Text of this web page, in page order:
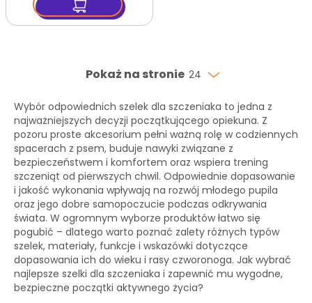
Pokaż na stronie 24
Wybór odpowiednich szelek dla szczeniaka to jedna z
najważniejszych decyzji początkującego opiekuna. Z
pozoru proste akcesorium pełni ważną rolę w codziennych
spacerach z psem, buduje nawyki związane z
bezpieczeństwem i komfortem oraz wspiera trening
szczeniąt od pierwszych chwil. Odpowiednie dopasowanie
i jakość wykonania wpływają na rozwój młodego pupila
oraz jego dobre samopoczucie podczas odkrywania
świata. W ogromnym wyborze produktów łatwo się
pogubić – dlatego warto poznać zalety różnych typów
szelek, materiały, funkcje i wskazówki dotyczące
dopasowania ich do wieku i rasy czworonoga. Jak wybrać
najlepsze szelki dla szczeniaka i zapewnić mu wygodne,
bezpieczne początki aktywnego życia?